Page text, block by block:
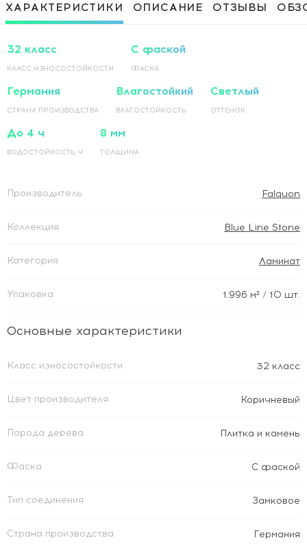
покрытия на основание по прямой
Приклеивание ламинированного
ХАРАКТЕРИСТИКИ ОПИСАНИЕ ОТЗЫВЫ
32 класс
КЛАСС ИЗНОСОСТОЙКОСТИ
С фаской
ФАСКА
Германия
СТРАНА ПРОИЗВОДСТВА
Влагостойкий
ВЛАГОСТОЙКОСТЬ
Светлый
ОТТЕНОК
До 4 ч
ВОДОСТОЙКОСТЬ, Ч
8 мм
ТОЛЩИНА
Производитель Falquon
Коллекция Blue Line Stone
Категория Ламинат
Упаковка 1.996 м² / 10 шт.
Основные характеристики
Класс износостойкости 32 класс
Цвет производителя Коричневый
Порода дерева Плитка и камень
Фаска С фаской
Тип соединения Замковое
Страна производства Германия